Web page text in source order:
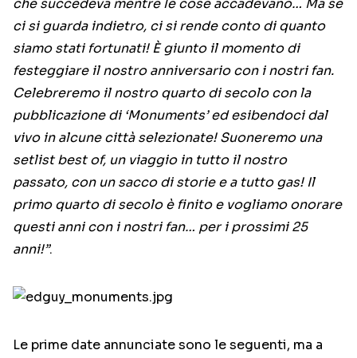
che succedeva mentre le cose accadevano… Ma se
ci si guarda indietro, ci si rende conto di quanto
siamo stati fortunati! È giunto il momento di
festeggiare il nostro anniversario con i nostri fan.
Celebreremo il nostro quarto di secolo con la
pubblicazione di ‘Monuments’ ed esibendoci dal
vivo in alcune città selezionate! Suoneremo una
setlist best of, un viaggio in tutto il nostro
passato, con un sacco di storie e a tutto gas! Il
primo quarto di secolo è finito e vogliamo onorare
questi anni con i nostri fan… per i prossimi 25
anni!”.
Le prime date annunciate sono le seguenti, ma a